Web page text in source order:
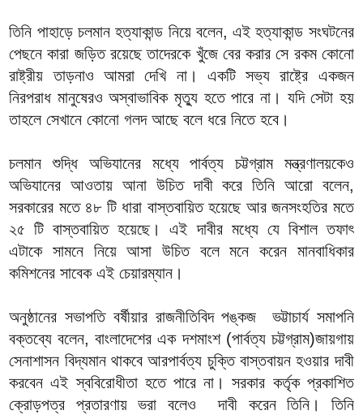
তিনি পাহাড়ে চলমান হত্যাকান্ড নিয়ে বলেন, এই হত্যাকান্ড সংঘটনের
পেছনে কারা জড়িত রয়েছে তাদেরকে খুঁজে বের করার সে রকম কোনো
রাষ্ট্রীয় তাড়নাও আমরা দেখি না। একটি সভ্য রাষ্ট্রে একজন
নিরপরাধ মানুষেরও অস্বাভাবিক মৃত্যু হতে পারে না। যদি সেটা হয়
তাহলে সেখানে কোনো গলদ আছে বলে ধরে নিতে হবে।
চলমান শুদ্ধি অভিযানের মধ্যে পার্বত্য চট্টগ্রাম মন্ত্রণালয়কেও
অভিযানের আওতায় আনা উচিত দাবী করে তিনি আরো বলেন,
সরকারের মতে ৪৮ টি ধারা বাস্তবায়িত হয়েছে আর জনসংহতির মতে
২৫ টি বাস্তবায়িত হয়েছে। এই দাবীর মধ্যে যে বিশাল তফাৎ
এটাকে সামনে নিয়ে আসা উচিত বলে মনে করেন মানবাধিকার
কমিশনের সাবেক এই চেয়ারম্যান।
অনুষ্ঠানের সভাপতি বর্ষীয়ার রাজনীতিবিদ পঙ্কজ ভট্টাচার্য সমাপনি
বক্তব্যে বলেন, বাংলাদেশের এক দশমাংশ (পার্বত্য চট্টগ্রাম)জায়গায়
সেনাশাসন বিদ্যমান থাকবে আরপার্বত্য চুক্তি বাস্তবায়ন হওয়ার দাবী
করবেন এই স্ববিরোধীতা হতে পারে না। সরকার কর্তৃক প্রকাশিত
ক্রোড়পত্র প্রতারণায় ভরা বলেও দাবী করেন তিনি। তিনি